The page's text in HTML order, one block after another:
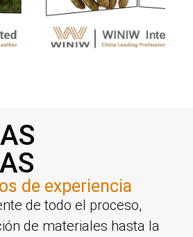
de experiencia
de todo el proceso,
de materiales hasta la